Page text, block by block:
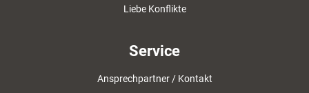
Liebe Konflikte
Service
Ansprechpartner / Kontakt